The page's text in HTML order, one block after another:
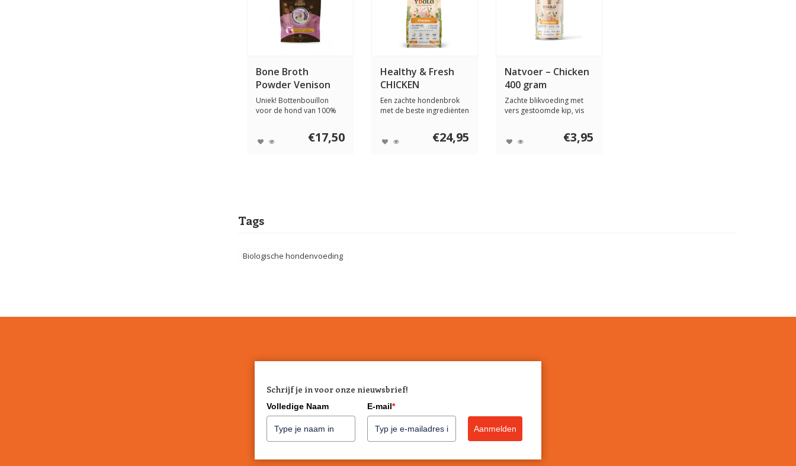
Bone Broth
Powder Venison
Uniek! Bottenbouillon
voor de hond van 100%
€17,50
Healthy & Fresh
CHICKEN
Een zachte hondenbrok
met de beste ingrediënten
€24,95
Natvoer – Chicken
400 gram
Zachte blikvoeding met
vers gestoomde kip, vis
€3,95
Tags
Biologische hondenvoeding
Schrijf je in voor onze nieuwsbrief!
Volledige Naam E-mail*
Aanmelden